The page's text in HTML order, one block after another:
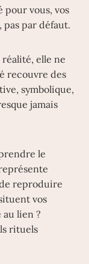
pour vous, vos
par défaut.
réalité, elle ne
recouvre des
symbolique,
jamais
le
reproduire
vos
au lien ?
rituels